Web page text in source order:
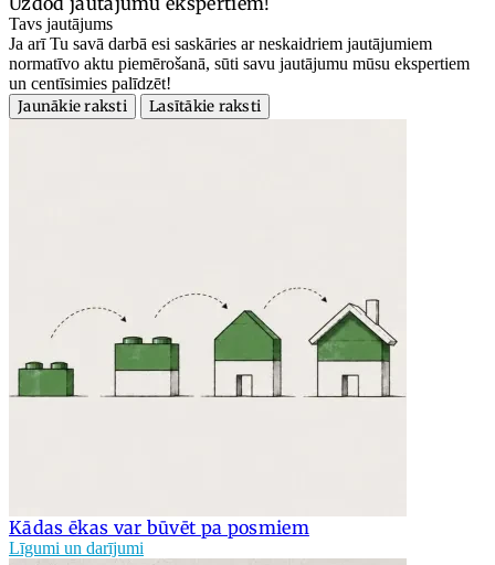
Tavs jautājums
Ja arī Tu savā darbā esi saskāries ar neskaidriem jautājumiem
normatīvo aktu piemērošanā, sūti savu jautājumu mūsu ekspertiem
un centīsimies palīdzēt!
Jaunākie raksti
Lasītākie raksti
Kādas ēkas var būvēt pa posmiem
Līgumi un darījumi